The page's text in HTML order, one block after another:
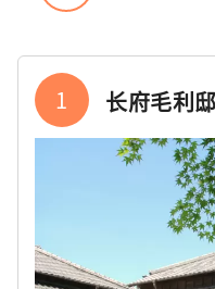
1 长府毛利邸